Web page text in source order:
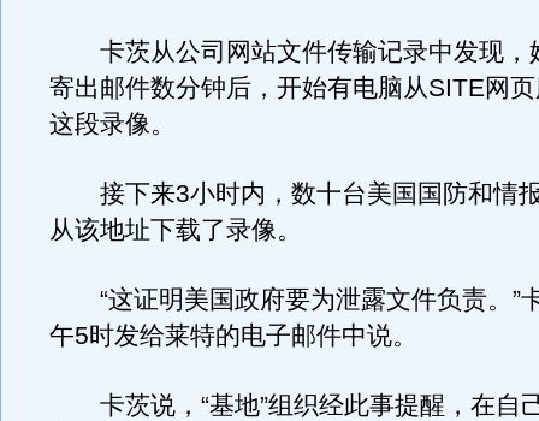
卡茨从公司网站文件传输记录中发现，
寄出邮件数分钟后，开始有电脑从SITE网
这段录像。
接下来3小时内，数十台美国国防和情
从该地址下载了录像。
“这证明美国政府要为泄露文件负责。”
午5时发给莱特的电子邮件中说。
卡茨说，“基地”组织经此事提醒，在自